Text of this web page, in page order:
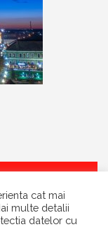
cat mai
multe detalii
datelor cu